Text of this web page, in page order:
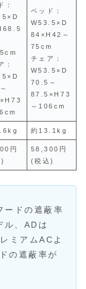
：
：
ベッド：
W53.5×D
84×H42～
75cm
チェア：
W53.5×D
70.5～
87.5×H73
～106cm
約13.1kg
円
58,300円
(税込)
ードの遮蔽率
ル、ADは
ミアムACよ
の遮蔽率が